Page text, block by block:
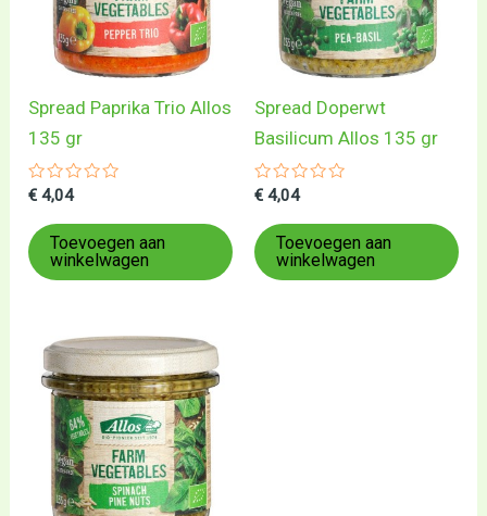
Spread Paprika Trio Allos
135 gr
Gewaardeerd
uit
5
€ 4,04
Toevoegen aan
winkelwagen
Spread Doperwt
Basilicum Allos 135 gr
Gewaardeerd
uit
5
€ 4,04
Toevoegen aan
winkelwagen